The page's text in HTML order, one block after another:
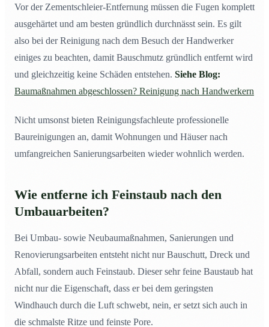
Vor der Zementschleier-Entfernung müssen die Fugen komplett
ausgehärtet und am besten gründlich durchnässt sein. Es gilt
also bei der Reinigung nach dem Besuch der Handwerker
einiges zu beachten, damit Bauschmutz gründlich entfernt wird
und gleichzeitig keine Schäden entstehen. Siehe Blog:
Baumaßnahmen abgeschlossen? Reinigung nach Handwerkern
Nicht umsonst bieten Reinigungsfachleute professionelle
Baureinigungen an, damit Wohnungen und Häuser nach
umfangreichen Sanierungsarbeiten wieder wohnlich werden.
Wie entferne ich Feinstaub nach den
Umbauarbeiten?
Bei Umbau- sowie Neubaumaßnahmen, Sanierungen und
Renovierungsarbeiten entsteht nicht nur Bauschutt, Dreck und
Abfall, sondern auch Feinstaub. Dieser sehr feine Baustaub hat
nicht nur die Eigenschaft, dass er bei dem geringsten
Windhauch durch die Luft schwebt, nein, er setzt sich auch in
die schmalste Ritze und feinste Pore.